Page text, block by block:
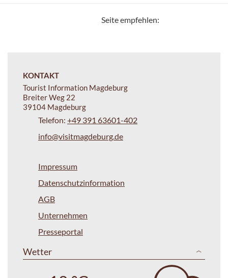
Seite empfehlen:
KONTAKT
Tourist Information Magdeburg
Breiter Weg 22
39104 Magdeburg
Telefon: +49 391 63601-402
info@visitmagdeburg.de
Impressum
Datenschutzinformation
AGB
Unternehmen
Presseportal
Wetter